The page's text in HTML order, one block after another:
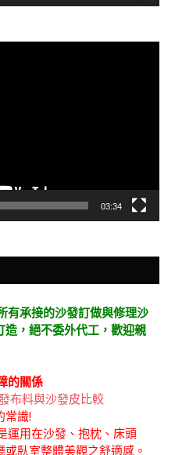
03:34
有承接的沙發訂做與修理沙
，絕不委外代工，歡迎親
的關係
布料與沙發皮比較
常識!
運用在沙發、抱枕、床頭
臥室整體美觀之舒適感。